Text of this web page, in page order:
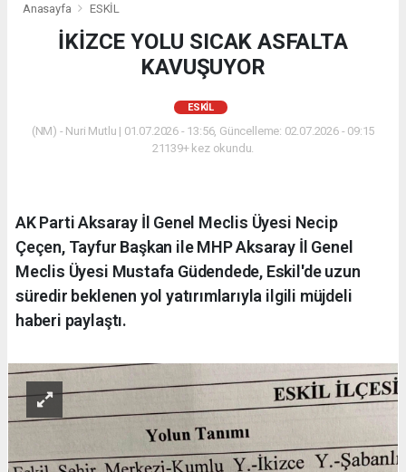
Anasayfa ESKİL
İKİZCE YOLU SICAK ASFALTA
KAVUŞUYOR
ESKİL
(NM) - Nuri Mutlu | 01.07.2026 - 13:56, Güncelleme: 02.07.2026 - 09:15
21139+ kez okundu.
AK Parti Aksaray İl Genel Meclis Üyesi Necip
Çeçen, Tayfur Başkan ile MHP Aksaray İl Genel
Meclis Üyesi Mustafa Güdendede, Eskil'de uzun
süredir beklenen yol yatırımlarıyla ilgili müjdeli
haberi paylaştı.